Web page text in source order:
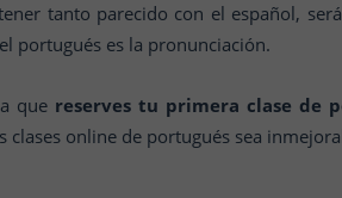
tanto parecido con el español,
portugués es la pronunciación.
que reserves tu primera clase de
clases online de portugués sea